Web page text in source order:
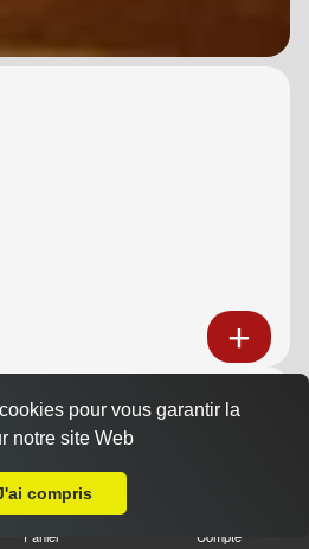
Panier Compte
pour vous garantir la
notre site Web
compris